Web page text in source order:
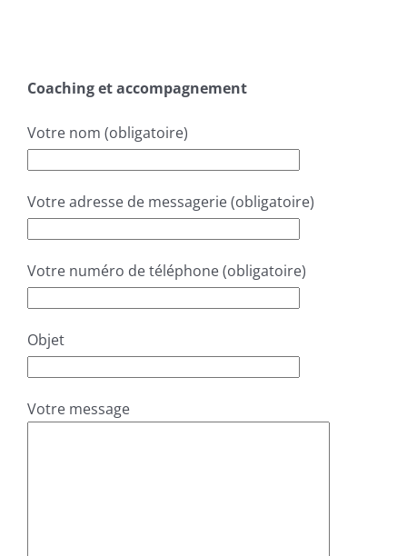
Coaching et accompagnement
Votre nom (obligatoire)
Votre adresse de messagerie (obligatoire)
Votre numéro de téléphone (obligatoire)
Objet
Votre message